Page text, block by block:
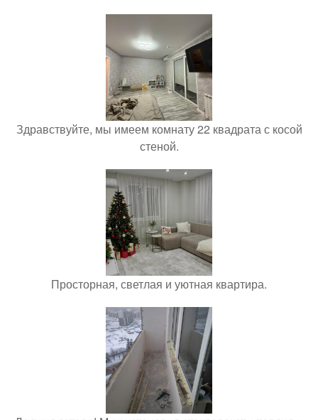
Здравствуйте, мы имеем комнату 22 квадрата с косой
стеной.
Просторная, светлая и уютная квартира.